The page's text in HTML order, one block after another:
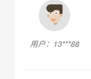
用户：13***88